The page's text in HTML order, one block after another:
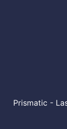
Prismatic -